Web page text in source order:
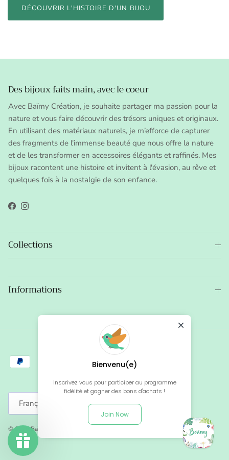
DÉCOUVRIR L'HISTOIRE D'UN BIJOU
Des bijoux faits main, avec le coeur
Avec Baïmy Création, je souhaite partager ma passion pour la
nature et vous faire découvrir des trésors uniques et originaux.
En utilisant des matériaux naturels, je m’efforce de capturer
des fragments de l'immense beauté que nous offre la nature
et de les transformer en accessoires élégants et raffinés. Mes
bijoux racontent une histoire et invitent à l'évasion, au rêve et
quelques fois à la nostalgie de son enfance.
FacebookInstagram
Collections
Informations
Langue
Français
© 2026Baïmy
Bienvenu(e)
Inscrivez vous pour participer au programme
fidélité et gagner des bons d'achats !
Join Now